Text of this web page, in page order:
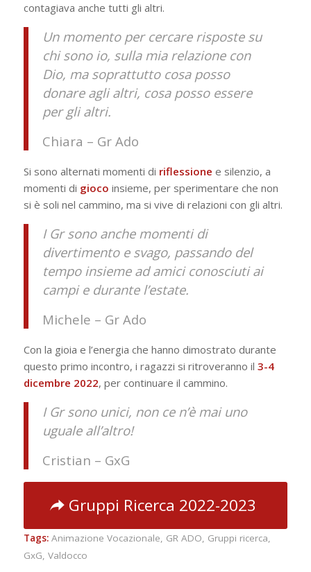
contagiava anche tutti gli altri.
Un momento per cercare risposte su
chi sono io, sulla mia relazione con
Dio, ma soprattutto cosa posso
donare agli altri, cosa posso essere
per gli altri.
Chiara – Gr Ado
Si sono alternati momenti di riflessione e silenzio, a
momenti di gioco insieme, per sperimentare che non
si è soli nel cammino, ma si vive di relazioni con gli altri.
I Gr sono anche momenti di
divertimento e svago, passando del
tempo insieme ad amici conosciuti ai
campi e durante l’estate.
Michele – Gr Ado
Con la gioia e l’energia che hanno dimostrato durante
questo primo incontro, i ragazzi si ritroveranno il 3-4
dicembre 2022, per continuare il cammino.
I Gr sono unici, non ce n’è mai uno
uguale all’altro!
Cristian – GxG
Gruppi Ricerca 2022-2023
Tags: Animazione Vocazionale, GR ADO, Gruppi ricerca,
GxG, Valdocco